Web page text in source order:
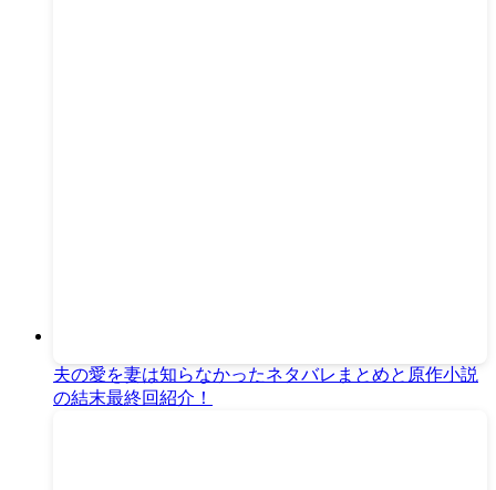
夫の愛を妻は知らなかったネタバレまとめと原作小説
の結末最終回紹介！